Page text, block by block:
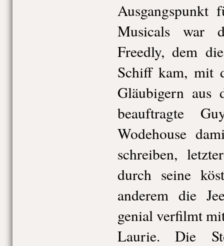
Ausgangspunkt
Musicals war
Freedly, dem
Schiff kam, mit
Gläubigern aus
beauftragte
Wodehouse
schreiben,
durch seine
anderem die
genial verfilmt
Laurie. Die